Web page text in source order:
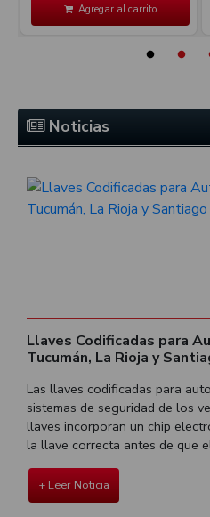
Agregar al carrito
Noticias
Llaves Codificadas para
Tucumán, La Rioja y
Las llaves codificadas para
sistemas de seguridad de los
llaves incorporan un chip
la llave correcta antes de que
+ Leer Noticia